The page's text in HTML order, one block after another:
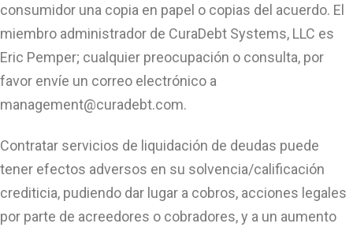
consumidor una copia en papel o copias del acuerdo. El
miembro administrador de CuraDebt Systems, LLC es
Eric Pemper; cualquier preocupación o consulta, por
favor envíe un correo electrónico a
management@curadebt.com.
Contratar servicios de liquidación de deudas puede
tener efectos adversos en su solvencia/calificación
crediticia, pudiendo dar lugar a cobros, acciones legales
por parte de acreedores o cobradores, y a un aumento